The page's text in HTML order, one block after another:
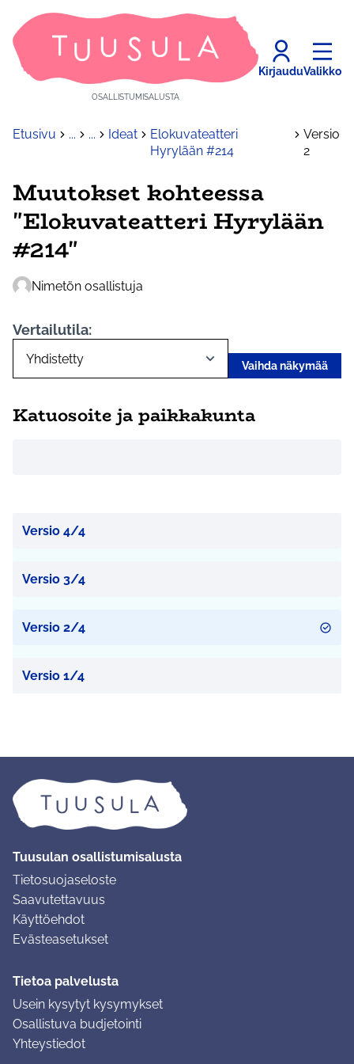
OSALLISTUMISALUSTA
KirjauduValikko
Etusivu ... ... Ideat
Elokuvateatteri
Hyrylään #214
Versio
2
Muutokset kohteessa
"Elokuvateatteri Hyrylään
#214"
Nimetön osallistuja
Vertailutila:
Vaihda näkymää
Katuosoite ja paikkakunta
Versio 4/4
Versio 3/4
Versio 2/4
Versio 1/4
Tuusulan osallistumisalusta
Tietosuojaseloste
Saavutettavuus
Käyttöehdot
Evästeasetukset
Tietoa palvelusta
Usein kysytyt kysymykset
Osallistuva budjetointi
Yhteystiedot